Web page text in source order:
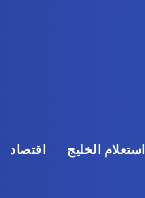
استعلام الخليج اقتصاد